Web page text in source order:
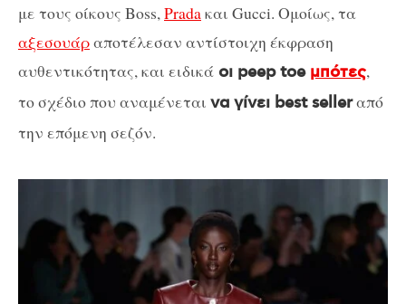
με τους οίκους Boss,Pradaκαι Gucci. Ομοίως, τα
αξεσουάραποτέλεσαν αντίστοιχη έκφραση
αυθεντικότητας, και ειδικά οι peep toe μπότες,
το σχέδιο που αναμένεται να γίνει best sellerαπό
την επόμενη σεζόν.